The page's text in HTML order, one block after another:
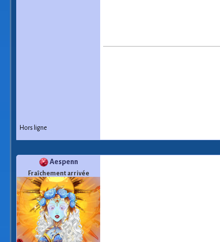
Hors ligne
Aespenn
Fraîchement arrivée